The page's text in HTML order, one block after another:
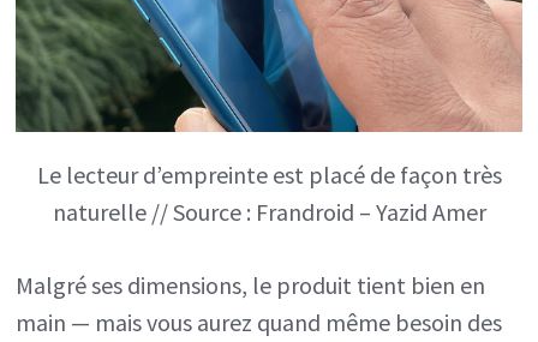
Le lecteur d’empreinte est placé de façon très
naturelle // Source : Frandroid – Yazid Amer
Malgré ses dimensions, le produit tient bien en
main — mais vous aurez quand même besoin des